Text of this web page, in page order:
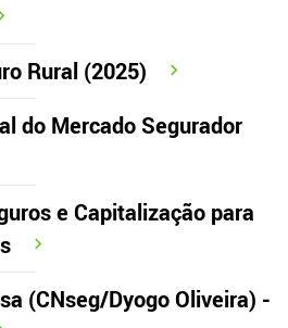
Rural (2025)
do Mercado Segurador
e Capitalização para
(CNseg/Dyogo Oliveira) -